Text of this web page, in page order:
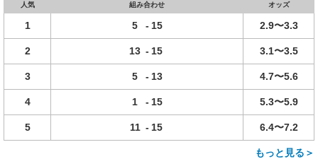
人気 組み合わせ オッズ
1 5 - 15 2.9〜3.3
2 13 - 15 3.1〜3.5
3 5 - 13 4.7〜5.6
4 1 - 15 5.3〜5.9
5 11 - 15 6.4〜7.2
もっと見る＞